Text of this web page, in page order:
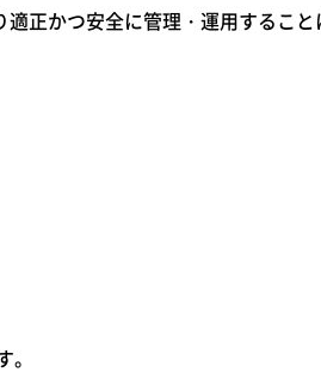
正かつ安全に管理・運用すること